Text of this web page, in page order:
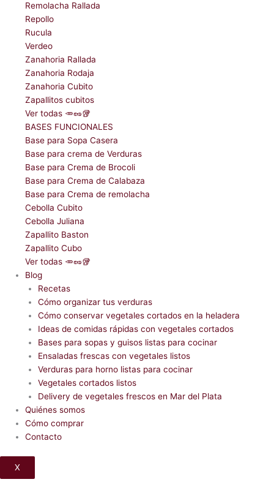
Remolacha Rallada
Repollo
Rucula
Verdeo
Zanahoria Rallada
Zanahoria Rodaja
Zanahoria Cubito
Zapallitos cubitos
Ver todas 🥕🥜🥡
BASES FUNCIONALES
Base para Sopa Casera
Base para crema de Verduras
Base para Crema de Brocoli
Base para Crema de Calabaza
Base para Crema de remolacha
Cebolla Cubito
Cebolla Juliana
Zapallito Baston
Zapallito Cubo
Ver todas 🥕🥜🥡
Blog
Recetas
Cómo organizar tus verduras
Cómo conservar vegetales cortados en la heladera
Ideas de comidas rápidas con vegetales cortados
Bases para sopas y guisos listas para cocinar
Ensaladas frescas con vegetales listos
Verduras para horno listas para cocinar
Vegetales cortados listos
Delivery de vegetales frescos en Mar del Plata
Quiénes somos
Cómo comprar
Contacto
X